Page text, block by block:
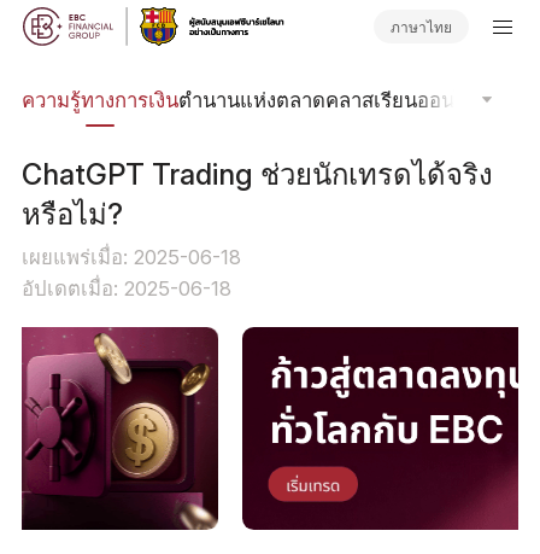
ภาษาไทย
ความรู้ทางการเงินตำนานแห่งตลาดคลาสเรียนออนไลน์โฟกั
ChatGPT Trading ช่วยนักเทรดได้จริง
หรือไม่?
เผยแพร่เมื่อ: 2025-06-18
อัปเดตเมื่อ: 2025-06-18